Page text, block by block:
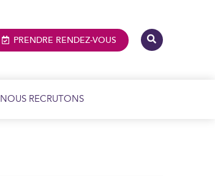
PRENDRE RENDEZ-VOUS
NOUS RECRUTONS